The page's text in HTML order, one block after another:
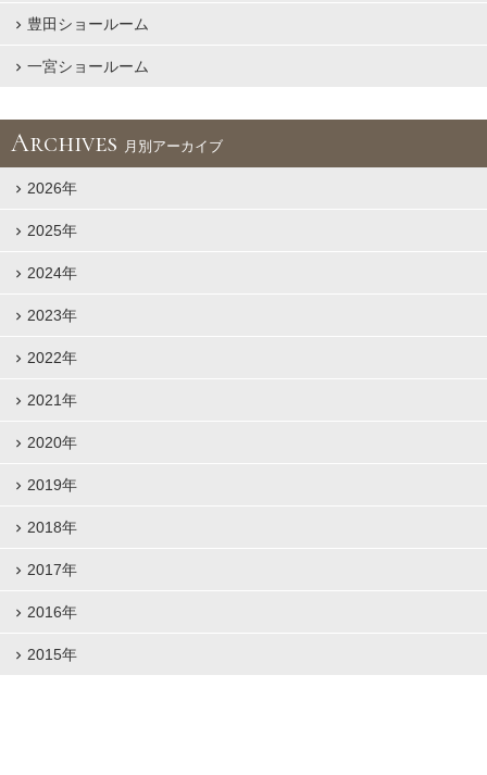
豊田ショールーム
一宮ショールーム
Archives 月別アーカイブ
2026年
2025年
2024年
2023年
2022年
2021年
2020年
2019年
2018年
2017年
2016年
2015年